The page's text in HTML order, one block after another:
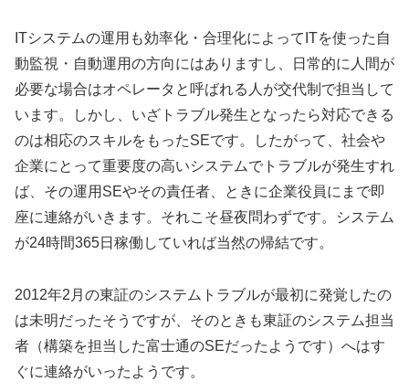
ITシステムの運用も効率化・合理化によってITを使った自
動監視・自動運用の方向にはありますし、日常的に人間が
必要な場合はオペレータと呼ばれる人が交代制で担当して
います。しかし、いざトラブル発生となったら対応できる
のは相応のスキルをもったSEです。したがって、社会や
企業にとって重要度の高いシステムでトラブルが発生すれ
ば、その運用SEやその責任者、ときに企業役員にまで即
座に連絡がいきます。それこそ昼夜問わずです。システム
が24時間365日稼働していれば当然の帰結です。
2012年2月の東証のシステムトラブルが最初に発覚したの
は未明だったそうですが、そのときも東証のシステム担当
者（構築を担当した富士通のSEだったようです）へはす
ぐに連絡がいったようです。